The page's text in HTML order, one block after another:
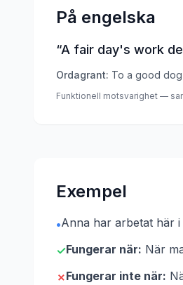
På engelska
“A fair day's work
Ordagrant: To a good
Funktionell motsvarighet —
Exempel
•Anna har arbetat här
✓Fungerar när: När
✗Fungerar inte när: